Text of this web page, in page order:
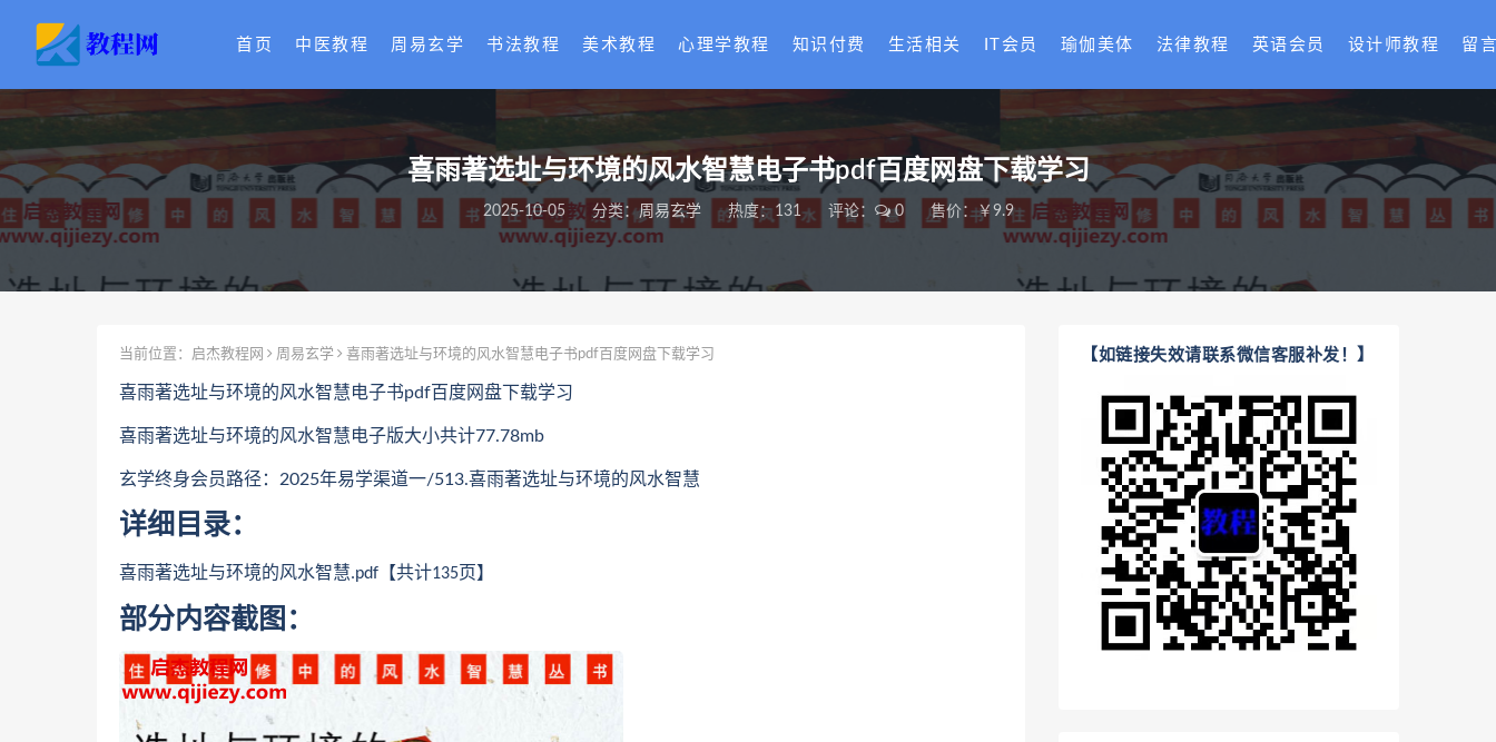
首页 中医教程 周易玄学 书法教程 美术教程 心理学教程 知识付费 生活相关 IT会员 瑜伽美体 法律教程 英语会员 设计师教程 留
喜雨著选址与环境的风水智慧电子书pdf百度网盘下载学习
2025-10-05 分类：周易玄学 热度：131 评论： 0 售价：￥9.9
当前位置： 启杰教程网 周易玄学 喜雨著选址与环境的风水智慧电子书pdf百度网盘下载学习
喜雨著选址与环境的风水智慧电子书pdf百度网盘下载学习
喜雨著选址与环境的风水智慧电子版大小共计77.78mb
玄学终身会员路径：2025年易学渠道一/513.喜雨著选址与环境的风水智慧
详细目录：
喜雨著选址与环境的风水智慧.pdf【共计135页】
部分内容截图：
【如链接失效请联系微信客服补发！】